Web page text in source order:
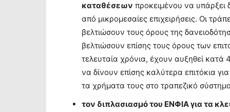
καταθέσεων προκειμένου να υπάρξει
από μικρομεσαίες επιχειρήσεις. Οι
βελτιώσουν τους όρους της
βελτιώσουν επίσης τους όρους των
τελευταία χρόνια, έχουν αυξηθεί κατά
να δίνουν επίσης καλύτερα επιτόκια
τα χρήματα τους στο τραπεζικό
τον διπλασιασμό του ΕΝΦΙΑ για τα